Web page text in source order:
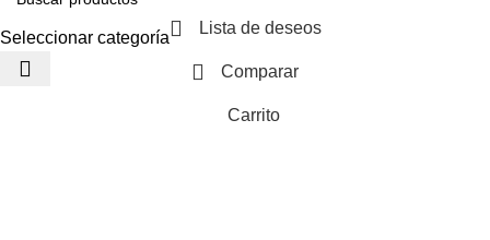
Seleccionar categoría
Lista de deseos
Comparar
Carrito